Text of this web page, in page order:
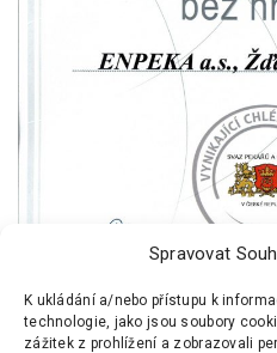
Spravovat
K ukládání a/nebo přístupu k
technologie, jako jsou soubory
zážitek z prohlížení a zobrazovali